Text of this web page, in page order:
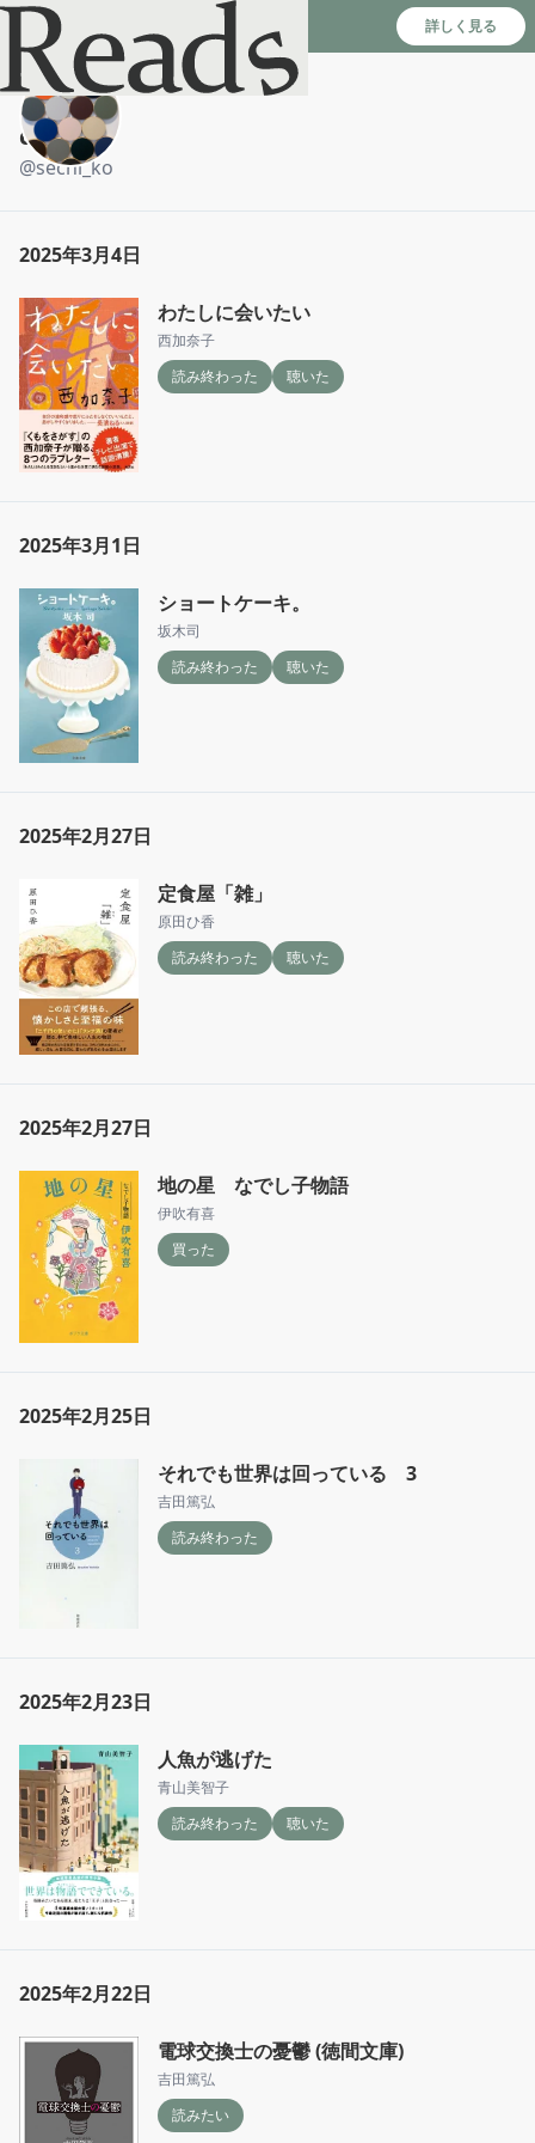
Reads - 読書のSNS＆記録アプリ 詳しく見る
chika
@sechi_ko
2025年3月4日
わたしに会いたい
西加奈子
読み終わった
聴いた
2025年3月1日
ショートケーキ。
坂木司
読み終わった
聴いた
2025年2月27日
定食屋「雑」
原田ひ香
読み終わった
聴いた
2025年2月27日
地の星 なでし子物語
伊吹有喜
買った
2025年2月25日
それでも世界は回っている 3
吉田篤弘
読み終わった
2025年2月23日
人魚が逃げた
青山美智子
読み終わった
聴いた
2025年2月22日
電球交換士の憂鬱 (徳間文庫)
吉田篤弘
読みたい